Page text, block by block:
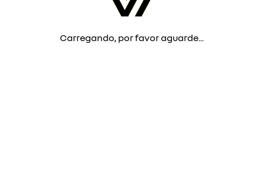
Carregando, por favor aguarde...